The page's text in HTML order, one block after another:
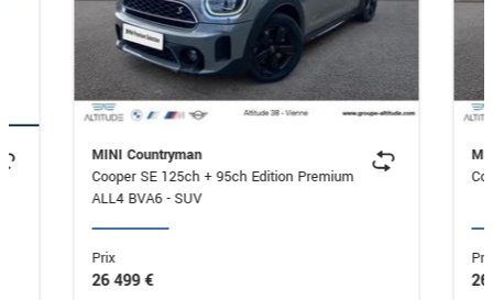
MINI Countryman
Cooper SE 125ch + 95ch Edition Premium
ALL4 BVA6 - SUV
Prix
26 499 € 26